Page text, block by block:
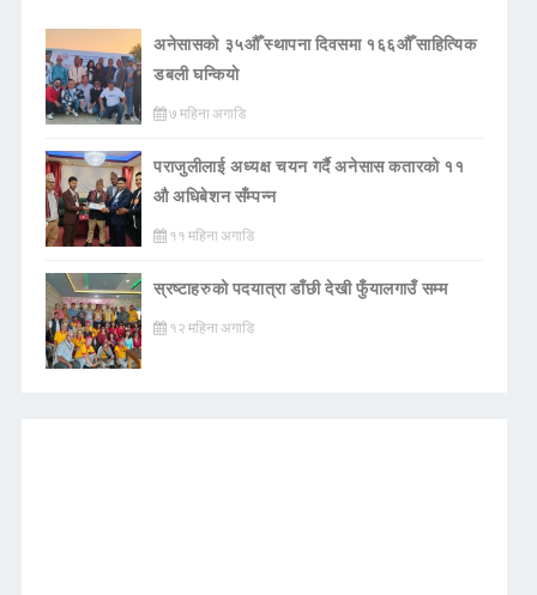
अनेसासको ३५औँ स्थापना दिवसमा १६६औँ साहित्यिक
डबली घन्कियाे
७ महिना अगाडि
पराजुलीलाई अध्यक्ष चयन गर्दै अनेसास कतारको ११
औ अधिबेशन सँम्पन्न
११ महिना अगाडि
स्रष्टाहरुको पदयात्रा डाँछी देखी फुँयालगाउँ सम्म
१२ महिना अगाडि